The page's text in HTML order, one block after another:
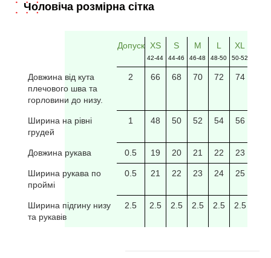
Чоловіча розмірна сітка
Допуск XS
42-44
S
44-46
M
46-48
L
48-50
XL
50-52
Довжина від кута
плечового шва та
горловини до низу.
2 66 68 70 72 74
Ширина на рівні
грудей
1 48 50 52 54 56
Довжина рукава 0.5 19 20 21 22 23
Ширина рукава по
проймі
0.5 21 22 23 24 25
Ширина підгину низу
та рукавів
2.5 2.5 2.5 2.5 2.5 2.5